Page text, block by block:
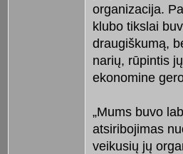
organizacija.
klubo tikslai
draugiškumą,
narių, rūpintis
ekonomine
„Mums buvo
atsiribojimas
veikusių jų